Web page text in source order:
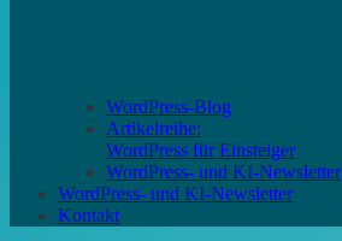
WordPress-Blog
Artikelreihe:
WordPress für Einsteiger
WordPress- und KI-Newsletter
WordPress- und KI-Newsletter
Kontakt